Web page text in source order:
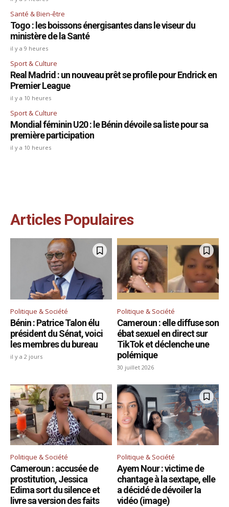
Santé & Bien-être
Togo : les boissons énergisantes dans le viseur du
ministère de la Santé
il y a 9 heures
Sport & Culture
Real Madrid : un nouveau prêt se profile pour Endrick en
Premier League
il y a 10 heures
Sport & Culture
Mondial féminin U20 : le Bénin dévoile sa liste pour sa
première participation
il y a 10 heures
Articles Populaires
Politique & Société
Bénin : Patrice Talon élu
président du Sénat, voici
les membres du bureau
il y a 2 jours
Politique & Société
Cameroun : elle diffuse son
ébat sexuel en direct sur
TikTok et déclenche une
polémique
30 juillet 2026
Politique & Société
Cameroun : accusée de
prostitution, Jessica
Edima sort du silence et
livre sa version des faits
Politique & Société
Ayem Nour : victime de
chantage à la sextape, elle
a décidé de dévoiler la
vidéo (image)